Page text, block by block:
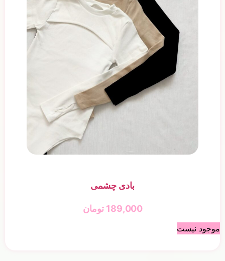
بادی چشمی
189,000 تومان
موجود نیست